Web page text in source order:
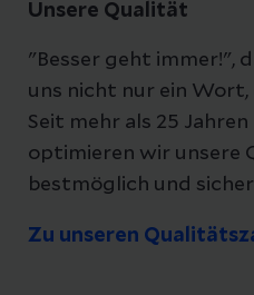
Unsere Qualität
"Besser geht immer!",
uns nicht nur ein Wort,
Seit mehr als 25 Jahren
optimieren wir unsere
bestmöglich und
Zu unseren